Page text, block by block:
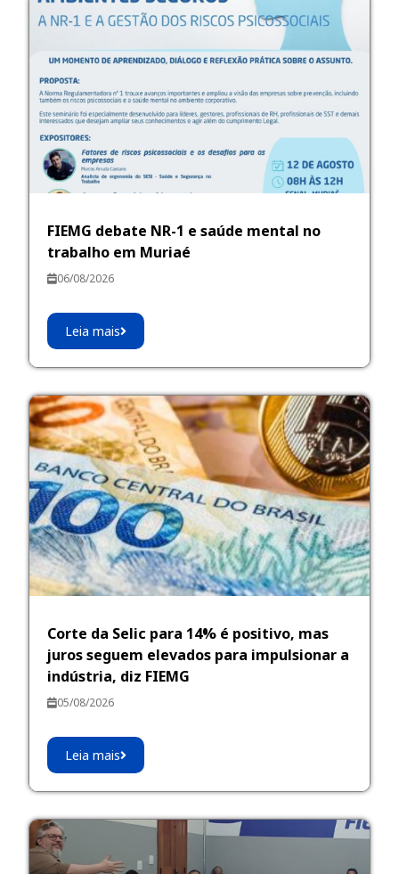
FIEMG debate NR-1 e saúde mental no
trabalho em Muriaé
06/08/2026
Leia mais
Corte da Selic para 14% é positivo, mas
juros seguem elevados para impulsionar a
indústria, diz FIEMG
05/08/2026
Leia mais